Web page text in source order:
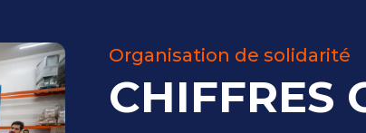
Organisation de solidarité
CHIFFRES